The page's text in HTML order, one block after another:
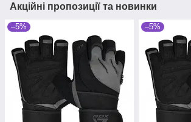
Акційні пропозиції та новинки
–5% –5%